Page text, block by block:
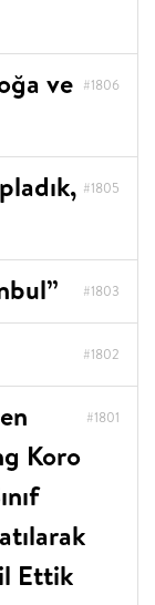
ve
#1806
#1805
#1803
#1802
Koro
Ettik
#1801